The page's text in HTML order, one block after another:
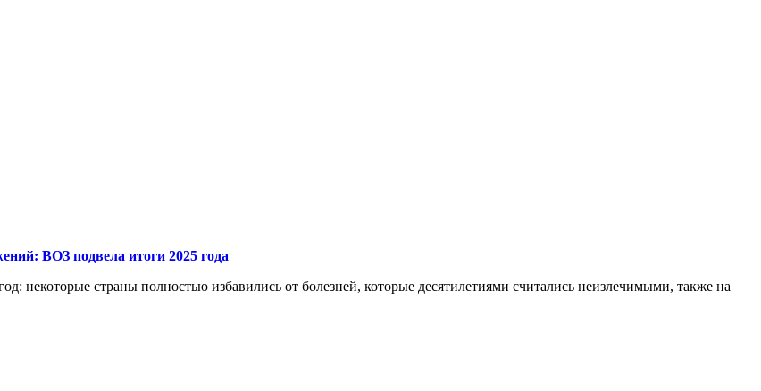
ВОЗ подвела итоги 2025 года
некоторые страны полностью избавились от болезней, которые десятилетиями считались неизлечимыми, также на